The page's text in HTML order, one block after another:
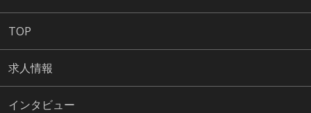
TOP
求人情報
インタビュー